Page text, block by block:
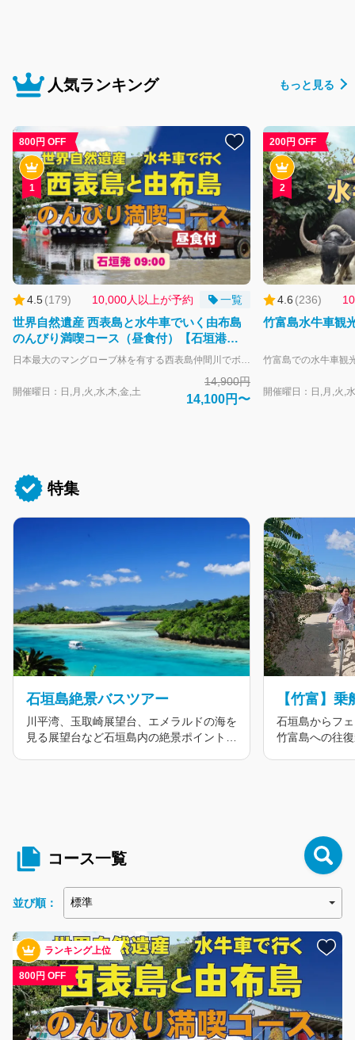
人気ランキング もっと見る
800円 OFF
1
4.5(179) 10,000人以上が予約 一覧
世界自然遺産 西表島と水牛車でいく由布島
のんびり満喫コース（昼食付）【石垣港
09:00発】
日本最大のマングローブ林を有する西表島仲間川でボート遊覧を満喫したあとは、水牛車に乗り海を渡って由布島へ。 周囲約2kmの小さな島全体が亜熱帯植物園となっています。島内見学と、園内のレストランでブッフェ（1回取りきり）をお楽しみください。 2021年に世界自然遺産に登録された西表島では珍しい動植物が出迎えてくれます。 水牛車に揺られながら向かう由布島への道中には、浅瀬の海が広がる沖縄らしい景色が望めます。 イリオモテヤマネコの保護活動の拠点「野生生物保護センター」立ち寄りあり！ 島でも滅多に見ることができないイリオモテヤマネコや西表島に生息する生き物の標本や映像資料を見学することができます。 ※休館日及び混雑時は立ち寄り無しとなります。ご了承ください。 休館日：毎週月曜日（月曜日が祝日の場合は翌火曜日が休館） ６月２３日（慰霊の日）、年末年始（１２月２９日～１月３日） ※地域の行事や剥製の燻蒸のため臨時で休館となる日があります。 小さなお子様からご年配の方まで楽しんでいただける「西表島」と「由布島」をのんびりとめぐる人気のコースです。 大人-中学生以上 子供-小学生 幼児-未就学児
開催曜日：日,月,火,水,木,金,土
14,900円
14,100円〜
200円 OFF
2
4.6 (236)
竹富島水牛車観
開催曜日：日,月,火,
特集
石垣島絶景バスツアー
川平湾、玉取崎展望台、エメラルドの海を
見る展望台など石垣島内の絶景ポイントを
石垣島からフ
竹富島への往
コース一覧
並び順：
ランキング上位
800円 OFF